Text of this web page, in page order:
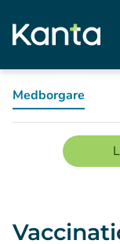
Medborgare